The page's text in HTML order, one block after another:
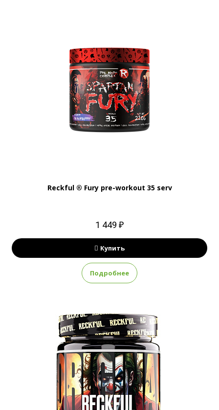
Reckful ® Fury pre-workout 35 serv
1 449 ₽
Купить
Подробнее